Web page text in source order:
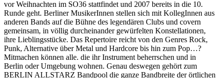
vor Weihnachten im SO36 stattfindet und 2007 bereits in die 10.
Runde geht. Berliner MusikerInnen stellen sich mit KollegInnen aus
anderen Bands auf die Bühne des legendären Clubs und covern
gemeinsam, in völlig durcheinander gewürfelten Konstellationen,
ihre Lieblingsstücke. Das Repertoire reicht von den Genres Rock,
Punk, Alternative über Metal und Hardcore bis hin zum Pop…?
Mitmachen können alle. die ihr Instrument beherrschen und in
Berlin oder Umgebung wohnen. Genau deswegen gehört zum
BERLIN ALLSTARZ Bandpool die ganze Bandbreite der örtlichen